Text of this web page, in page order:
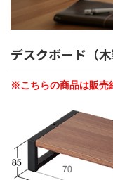
デスクボード（
※こちらの商品は販売